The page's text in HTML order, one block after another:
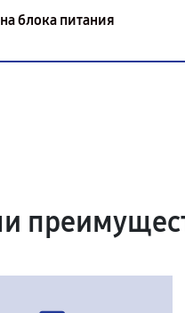
блока питания